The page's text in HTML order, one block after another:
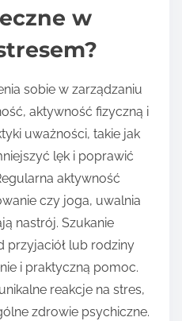
w
sobie w zarządzaniu
aktywność fizyczną i
uważności, takie jak
lęk i poprawić
aktywność
czy joga, uwalnia
nastrój. Szukanie
przyjaciół lub rodziny
i praktyczną pomoc.
reakcje na stres,
zdrowie psychiczne.